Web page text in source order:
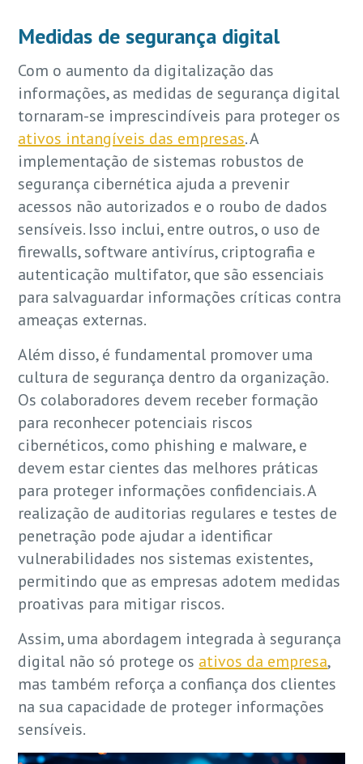
Medidas de segurança digital
Com o aumento da digitalização das
informações, as medidas de segurança digital
tornaram-se imprescindíveis para proteger os
ativos intangíveis das empresas. A
implementação de sistemas robustos de
segurança cibernética ajuda a prevenir
acessos não autorizados e o roubo de dados
sensíveis. Isso inclui, entre outros, o uso de
firewalls, software antivírus, criptografia e
autenticação multifator, que são essenciais
para salvaguardar informações críticas contra
ameaças externas.
Além disso, é fundamental promover uma
cultura de segurança dentro da organização.
Os colaboradores devem receber formação
para reconhecer potenciais riscos
cibernéticos, como phishing e malware, e
devem estar cientes das melhores práticas
para proteger informações confidenciais. A
realização de auditorias regulares e testes de
penetração pode ajudar a identificar
vulnerabilidades nos sistemas existentes,
permitindo que as empresas adotem medidas
proativas para mitigar riscos.
Assim, uma abordagem integrada à segurança
digital não só protege os ativos da empresa,
mas também reforça a confiança dos clientes
na sua capacidade de proteger informações
sensíveis.